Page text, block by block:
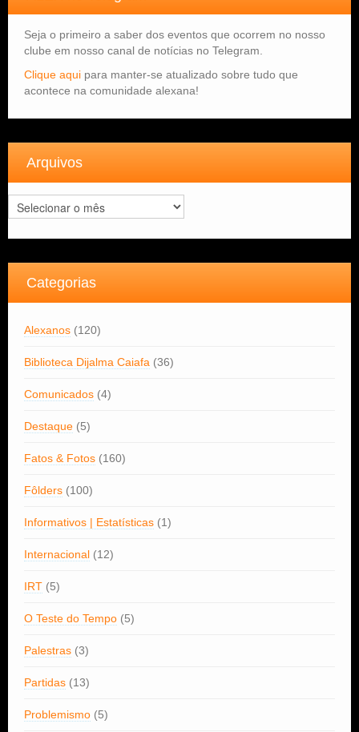
Seja o primeiro a saber dos eventos que ocorrem no nosso
clube em nosso canal de notícias no Telegram.
Clique aqui para manter-se atualizado sobre tudo que
acontece na comunidade alexana!
Arquivos
Arquivos
Categorias
Alexanos (120)
Biblioteca Dijalma Caiafa (36)
Comunicados (4)
Destaque (5)
Fatos & Fotos (160)
Fôlders (100)
Informativos | Estatísticas (1)
Internacional (12)
IRT (5)
O Teste do Tempo (5)
Palestras (3)
Partidas (13)
Problemismo (5)